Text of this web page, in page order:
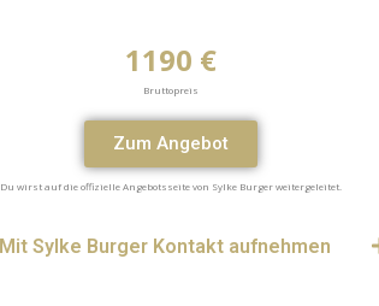
1190 €
Bruttopreis
Zum Angebot
Du wirst auf die offizielle Angebotsseite von Sylke Burger weitergeleitet.
Mit Sylke Burger Kontakt aufnehmen